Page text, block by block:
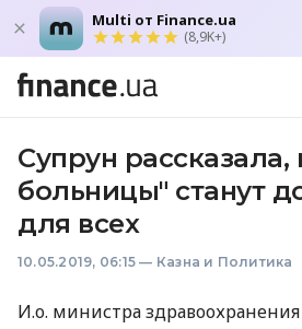
Multi от Finance.ua
(8,9K+)
Супрун рассказала,
больницы" станут
для всех
10.05.2019, 06:15 — Казна и Политика
И.о. министра